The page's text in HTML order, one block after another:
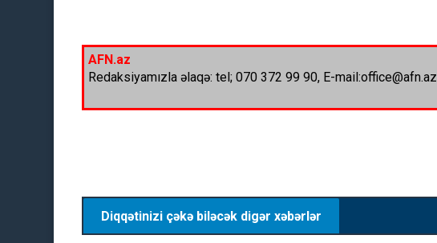
AFN.az
Redaksiyamızla əlaqə: tel; 070 372 99 90, E-mail:office@afn.az
Diqqətinizi çəkə biləcək digər xəbərlər